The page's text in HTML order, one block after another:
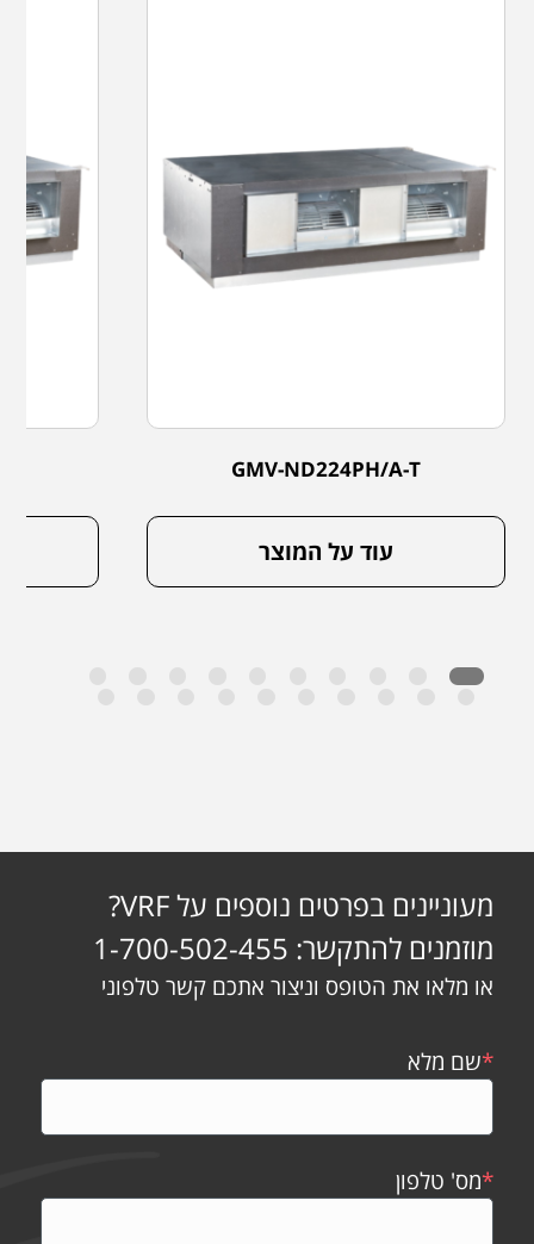
GMV-ND224PH/A-T
עוד על המוצר
מעוניינים בפרטים נוספים על VRF?
מוזמנים להתקשר: 1-700-502-455
או מלאו את הטופס וניצור אתכם קשר טלפוני
*שם מלא
*מס' טלפון